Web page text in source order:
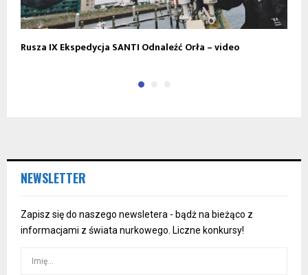
Rusza IX Ekspedycja SANTI Odnaleźć Orła – video
NEWSLETTER
Zapisz się do naszego newsletera - bądż na bieżąco z
informacjami z świata nurkowego. Liczne konkursy!